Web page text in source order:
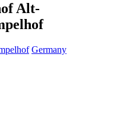
Alt-
Germany